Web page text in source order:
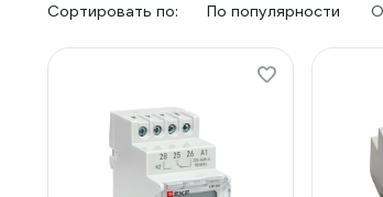
Сортировать по: По популярности